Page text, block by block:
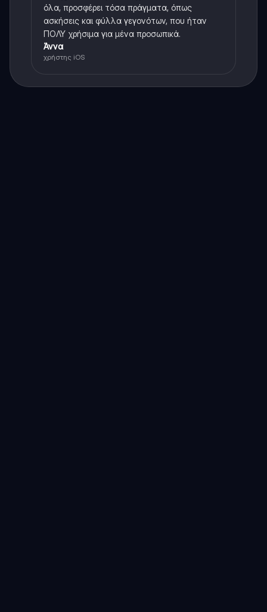
όλα, προσφέρει τόσα πράγματα, όπως
ασκήσεις και φύλλα γεγονότων, που ήταν
ΠΟΛΥ χρήσιμα για μένα προσωπικά.
Άννα
χρήστης iOS